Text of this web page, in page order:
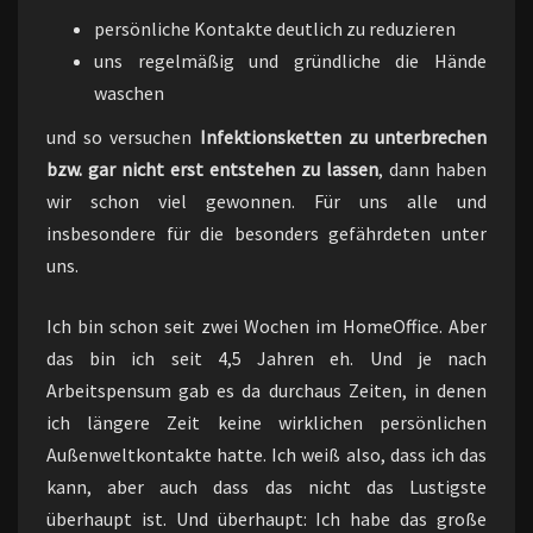
persönliche Kontakte deutlich zu reduzieren
uns regelmäßig und gründliche die Hände
waschen
und so versuchen Infektionsketten zu unterbrechen
bzw. gar nicht erst entstehen zu lassen, dann haben
wir schon viel gewonnen. Für uns alle und
insbesondere für die besonders gefährdeten unter
uns.
Ich bin schon seit zwei Wochen im HomeOffice. Aber
das bin ich seit 4,5 Jahren eh. Und je nach
Arbeitspensum gab es da durchaus Zeiten, in denen
ich längere Zeit keine wirklichen persönlichen
Außenweltkontakte hatte. Ich weiß also, dass ich das
kann, aber auch dass das nicht das Lustigste
überhaupt ist. Und überhaupt: Ich habe das große